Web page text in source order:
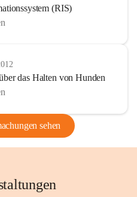
(RIS)
das Halten von Hunden
sehen